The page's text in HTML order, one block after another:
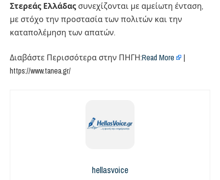
Στερεάς Ελλάδας συνεχίζονται με αμείωτη ένταση,
με στόχο την προστασία των πολιτών και την
καταπολέμηση των απατών.
Διαβάστε Περισσότερα στην ΠΗΓΗ:​Read More
|
https://www.tanea.gr/
hellasvoice